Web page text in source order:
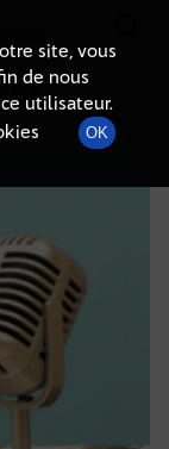
site, vous
de nous
utilisateur.
OK